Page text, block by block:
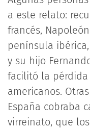
a este relato:
francés,
península
y su hijo
facilitó la
americanos.
España cobraba
virreinato, que